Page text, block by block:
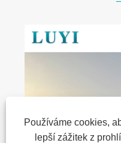
Používáme cookies,
lepší zážitek z